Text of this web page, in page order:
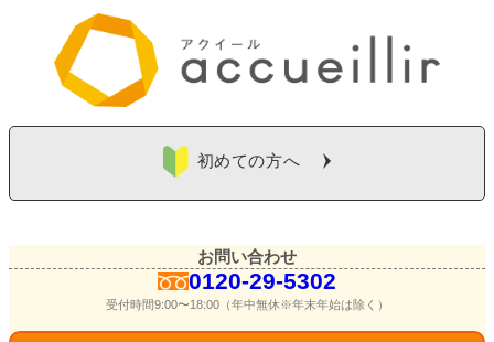
初めての方へ
お問い合わせ
0120-29-5302
受付時間9:00〜18:00（年中無休※年末年始は除く）